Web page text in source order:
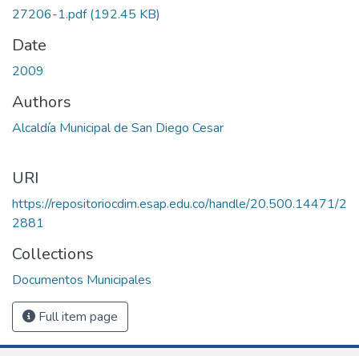
27206-1.pdf(192.45 KB)
Date
2009
Authors
Alcaldía Municipal de San Diego Cesar
URI
https://repositoriocdim.esap.edu.co/handle/20.500.14471/2
2881
Collections
Documentos Municipales
Full item page